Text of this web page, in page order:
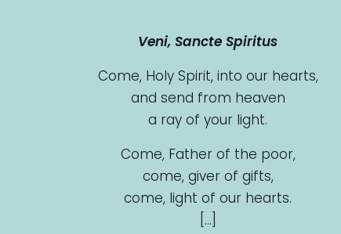
Veni, Sancte Spiritus
Come, Holy Spirit, into our hearts,
and send from heaven
a ray of your light.
Come, Father of the poor,
come, giver of gifts,
come, light of our hearts.
[…]